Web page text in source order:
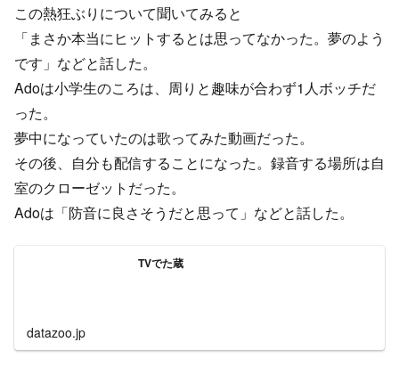
この熱狂ぶりについて聞いてみると
「まさか本当にヒットするとは思ってなかった。夢のよう
です」などと話した。
Adoは小学生のころは、周りと趣味が合わず1人ボッチだ
った。
夢中になっていたのは歌ってみた動画だった。
その後、自分も配信することになった。録音する場所は自
室のクローゼットだった。
Adoは「防音に良さそうだと思って」などと話した。
TVでた蔵
datazoo.jp